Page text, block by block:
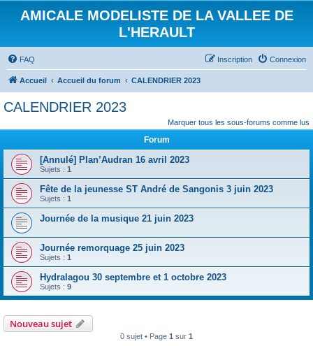
AMICALE MODELISTE DE LA VALLEE DE
L'HERAULT
FAQ Connexion
Inscription
Accueil Accueil du forum CALENDRIER 2023
CALENDRIER 2023
Marquer tous les sous-forums comme lus
Forum
[Annulé] Plan’Audran 16 avril 2023
Sujets : 1
Fête de la jeunesse ST André de Sangonis 3 juin 2023
Sujets : 1
Journée de la musique 21 juin 2023
Journée remorquage 25 juin 2023
Sujets : 1
Hydralagou 30 septembre et 1 octobre 2023
Sujets : 9
Nouveau sujet
0 sujet • Page 1 sur 1